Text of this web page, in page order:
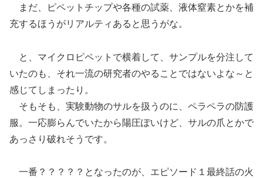
まだ、ピペットチップや各種の試薬、液体窒素とかを補
充するほうがリアルティあると思うがな。
と、マイクロピペットで横着して、サンプルを分注して
いたのも、それ一流の研究者のやることではないよな～と
感じてしまったり。
そもそも、実験動物のサルを扱うのに、ペラペラの防護
服。一応膨らんでいたから陽圧ぽいけど、サルの爪とかで
あっさり破れそうです。
一番？？？？？となったのが、エピソード１最終話の火